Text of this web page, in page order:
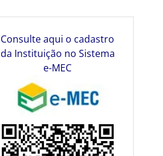
Consulte aqui o cadastro
da Instituição no Sistema
e-MEC